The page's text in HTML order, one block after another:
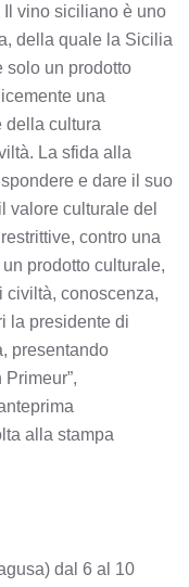
Il vino siciliano è uno
della quale la Sicilia
solo un prodotto
una
della cultura
La sfida alla
e dare il suo
valore culturale del
contro una
prodotto culturale,
civiltà, conoscenza,
la presidente di
presentando
Primeur”,
alla stampa
dal 6 al 10